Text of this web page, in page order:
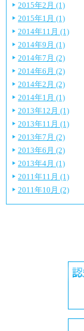
2015年2月 (1)
2015年1月 (1)
2014年11月 (1)
2014年9月 (1)
2014年7月 (2)
2014年6月 (2)
2014年2月 (2)
2014年1月 (1)
2013年12月 (1)
2013年11月 (1)
2013年7月 (2)
2013年6月 (2)
2013年4月 (1)
2011年11月 (1)
2011年10月 (2)